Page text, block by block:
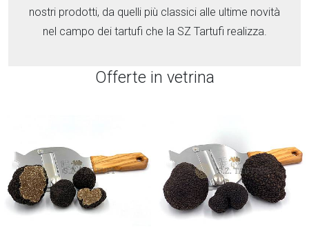
nostri prodotti, da quelli più classici alle ultime novità
nel campo dei tartufi che la SZ Tartufi realizza.
Offerte in vetrina